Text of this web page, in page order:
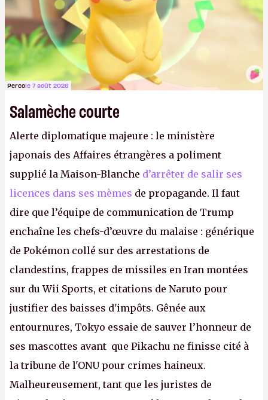
Percole 7 août 2026
Salamèche courte
Alerte diplomatique majeure : le ministère
japonais des Affaires étrangères a poliment
supplié la Maison-Blanche d’arrêter de salir ses
licences dans ses mèmes de propagande. Il faut
dire que l’équipe de communication de Trump
enchaîne les chefs-d’œuvre du malaise : générique
de Pokémon collé sur des arrestations de
clandestins, frappes de missiles en Iran montées
sur du Wii Sports, et citations de Naruto pour
justifier des baisses d'impôts. Gênée aux
entournures, Tokyo essaie de sauver l’honneur de
ses mascottes avant que Pikachu ne finisse cité à
la tribune de l'ONU pour crimes haineux.
Malheureusement, tant que les juristes de